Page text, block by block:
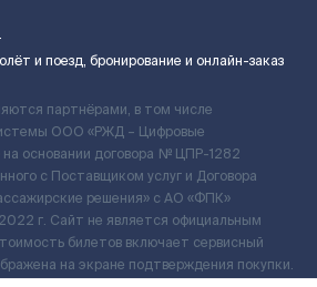
и поезд, бронирование и онлайн-заказ
партнёрами, в том числе
ООО «РЖД – Цифровые
основании договора № ЦПР-1282
с Поставщиком услуг и Договора
решения» c АО «ФПК»
г. Сайт не является официальным
билетов включает сервисный
на экране подтверждения покупки.